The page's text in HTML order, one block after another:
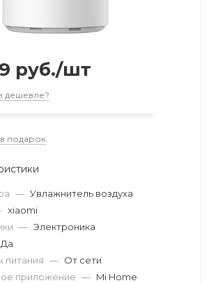
руб./шт
дешевле?
подарок
— Увлажнитель воздуха
xiaomi
— Электроника
Да
питания — От сети
приложение — Mi Home